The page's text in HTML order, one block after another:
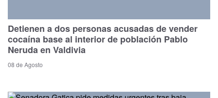
Detienen a dos personas acusadas de vender
cocaína base al interior de población Pablo
Neruda en Valdivia
08 de Agosto